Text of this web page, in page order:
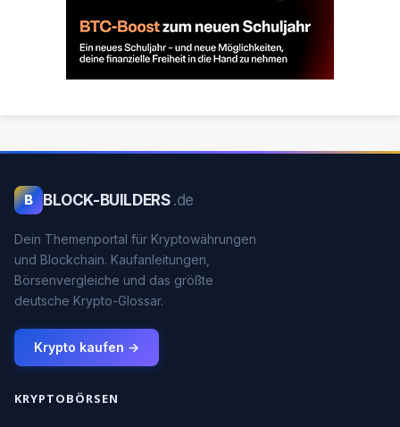
B BLOCK-BUILDERS .de
Dein Themenportal für Kryptowährungen
und Blockchain. Kaufanleitungen,
Börsenvergleiche und das größte
deutsche Krypto-Glossar.
Krypto kaufen →
KRYPTOBÖRSEN